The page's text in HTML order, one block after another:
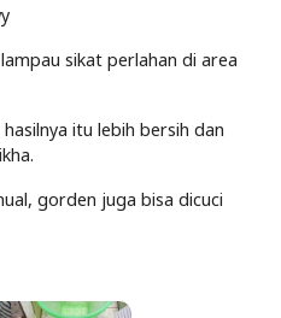
sikat perlahan di area
itu lebih bersih dan
gorden juga bisa dicuci